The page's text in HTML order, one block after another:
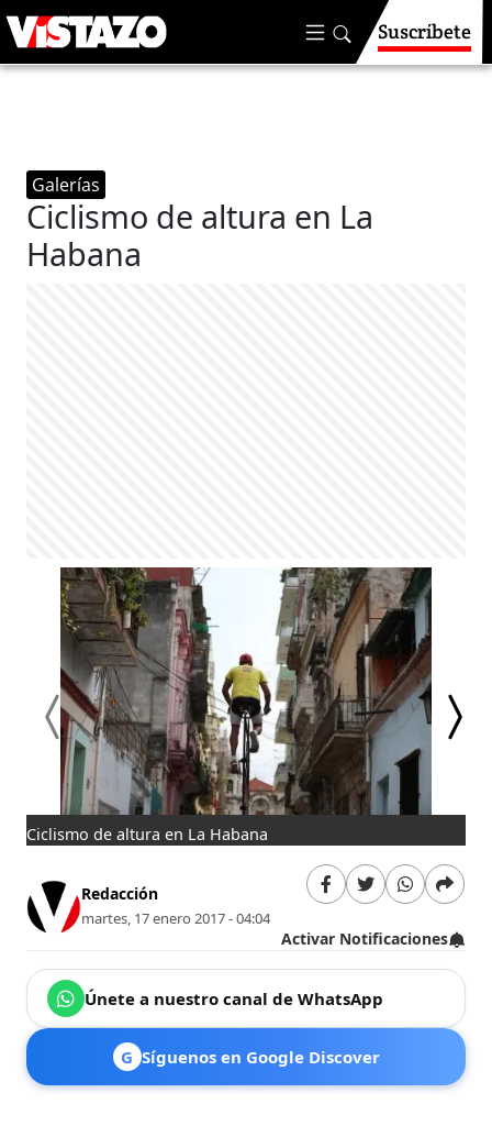
Suscríbete
Galerías
Ciclismo de altura en La
Habana
Ciclismo de altura en La Habana
Redacción
martes, 17 enero 2017 - 04:04
Activar Notificaciones
Únete a nuestro canal de WhatsApp
G Síguenos en Google Discover